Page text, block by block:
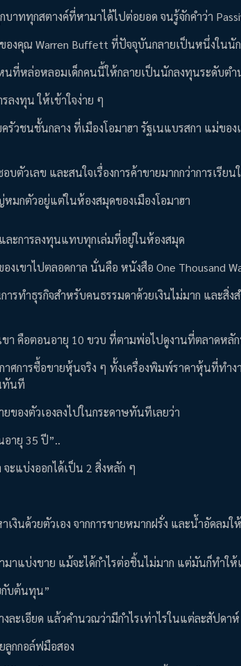
าททุกสตางค์ที่หามาได้ไปต่อยอด จนรู้จักคำว่า
องคุณ Warren Buffett ที่ปัจจุบันกลายเป็นหนึ่งในนั
นที่หล่อหลอมเด็กคนนี้ให้กลายเป็นนักลงทุนระดับตำ
รลงทุน ให้เข้าใจง่าย ๆ
รัวชนชั้นกลาง ที่เมืองโอมาฮา รัฐเนแบรสกา แม่ข
บตัวเลข และสนใจเรื่องการค้าขายมากกว่าการเรียน
มกตัวอยู่แต่ในห้องสมุดของเมืองโอมาฮา
ละการลงทุนแทบทุกเล่มที่อยู่ในห้องสมุด
เขาไปตลอดกาล นั่นคือ หนังสือ One Thousand
รทำธุรกิจสำหรับคนธรรมดาด้วยเงินไม่มาก และสิ่
ขา คือตอนอายุ 10 ขวบ ที่ตามพ่อไปดูงานที่ตลาดหลั
ศการซื้อขายหุ้นจริง ๆ ทั้งเครื่องพิมพ์ราคาหุ้นที่ทำ
ทันที
ของตัวเองลงไปในกระดาษทันทีเลยว่า
อายุ 35 ปี”..
จะแบ่งออกได้เป็น 2 สิ่งหลัก ๆ
เงินด้วยตัวเอง จากการขายหมากฝรั่ง และน้ำอัดลม
าแบ่งขาย แม้จะได้กำไรต่อชิ้นไม่มาก แต่มันก็ทำใ
กับต้นทุน”
ละเอียด แล้วคำนวณว่ามีกำไรเท่าไรในแต่ละสัปดาห์
ลูกกอล์ฟมือสอง